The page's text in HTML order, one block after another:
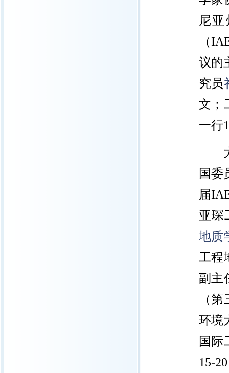
尼
（
议的
究员
文；
一行
国委
届
亚琛
地质
工程
副主
（
环境
国际
15-